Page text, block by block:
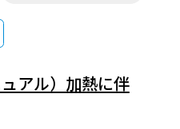
アル）加熱に伴